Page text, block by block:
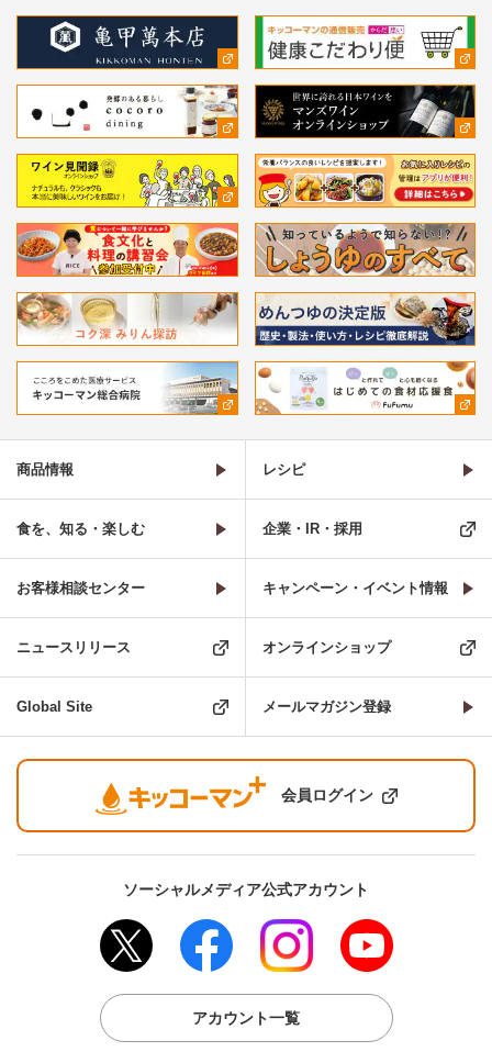
商品情報 レシピ
食を、知る・楽しむ 企業・IR・採用
お客様相談センター キャンペーン・イベント情報
ニュースリリース オンラインショップ
Global Site メールマガジン登録
会員ログイン
ソーシャルメディア公式アカウント
アカウント一覧